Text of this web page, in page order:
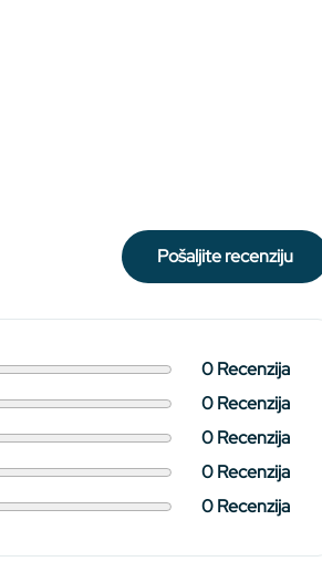
pošaljite recenziju
0 Recenzija
0 Recenzija
0 Recenzija
0 Recenzija
0 Recenzija